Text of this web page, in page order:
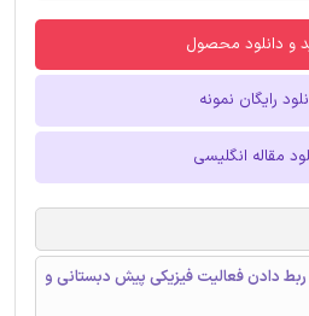
و دانلود محصول
رایگان نمونه
مقاله انگلیسی
ربط دادن فعالیت فیزیکی پیش دبستانی و